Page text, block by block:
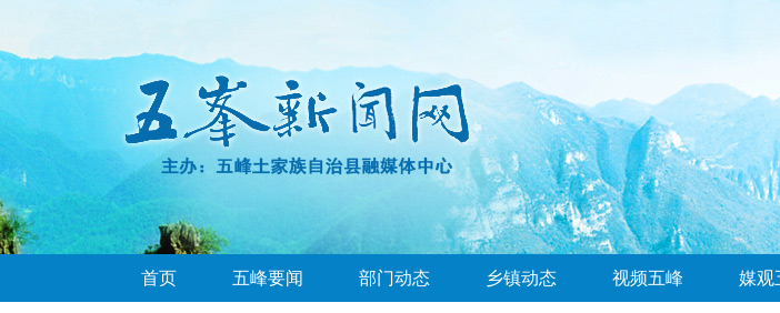
首页 五峰要闻 部门动态 乡镇动态 视频五峰 媒观